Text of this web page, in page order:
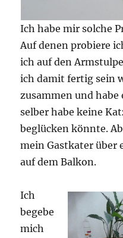
Ich habe mir solche
Auf denen probiere
ich auf den
ich damit fertig sein
zusammen und habe
selber habe keine
beglücken könnte.
mein Gastkater über
auf dem Balkon.
Ich
begebe
mich